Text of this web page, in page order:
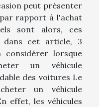
peut présenter
rapport à l'achat
sont alors, ces
dans cet article, 3
considérer lorsque
un véhicule
des voitures Le
un véhicule
effet, les véhicules